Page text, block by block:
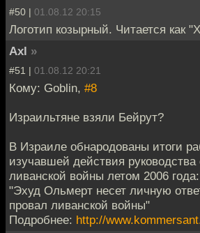
#50 | 01.08.12 20:15
Логотип козырный. Читается как
Axl »
#51 | 01.08.12 20:21
Кому: Goblin, #8
Израильтяне взяли Бейрут?
В Израиле обнародованы итоги
изучавшей действия
ливанской войны летом 2006 года:
"Эхуд Ольмерт несет личную
провал ливанской войны"
Подробнее: http://